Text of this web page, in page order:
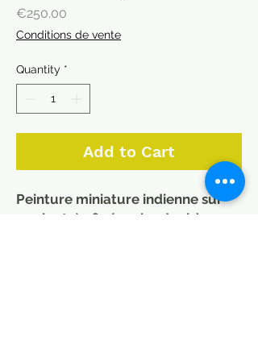
€250.00
Conditions de vente
Quantity *
Add to Cart
Peinture miniature indienne sur
papier très fin (papier de riz).